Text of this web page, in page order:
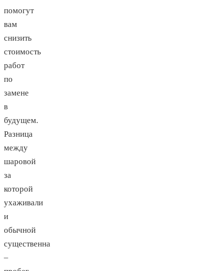
помогут
вам
снизить
стоимость
работ
по
замене
в
будущем.
Разница
между
шаровой
за
которой
ухаживали
и
обычной
существенна
–